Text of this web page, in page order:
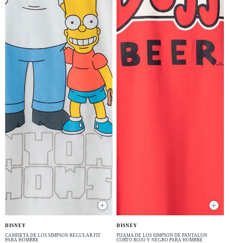
-40% OFF
+
DISNEY
CAMISETA DE LOS SIMPSON REGULAR FIT
PARA HOMBRE
+
DISNEY
PIJAMA DE LOS SIMPSON DE PANTALÓN
CORTO ROJO Y NEGRO PARA HOMBRE